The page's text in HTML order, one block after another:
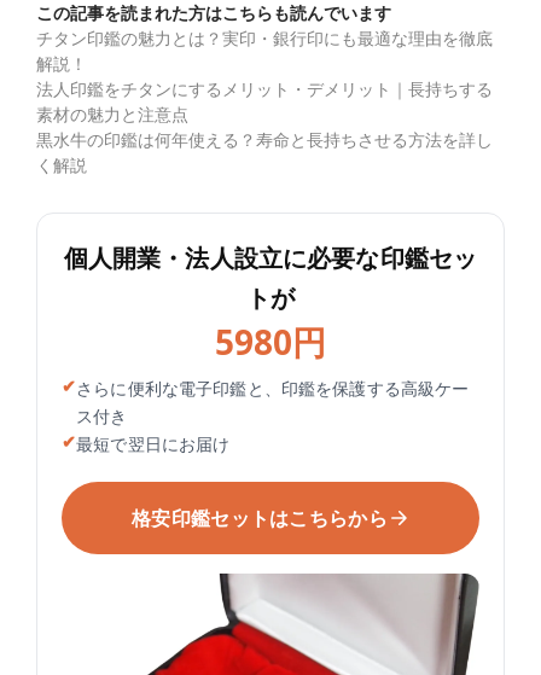
この記事を読まれた方はこちらも読んでいます
チタン印鑑の魅力とは？実印・銀行印にも最適な理由を徹底
解説！
法人印鑑をチタンにするメリット・デメリット｜長持ちする
素材の魅力と注意点
黒水牛の印鑑は何年使える？寿命と長持ちさせる方法を詳し
く解説
個人開業・法人設立に必要な印鑑セッ
トが
5980円
さらに便利な電子印鑑と、印鑑を保護する高級ケー
ス付き
最短で翌日にお届け
格安印鑑セットはこちらから